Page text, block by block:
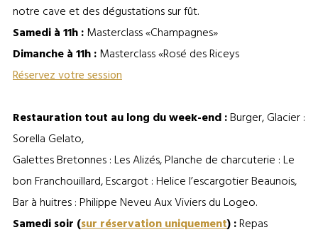
notre cave et des dégustations sur fût.
Samedi à 11h :Masterclass «Champagnes»
Dimanche à 11h :Masterclass «Rosé des Riceys
Réservez votre session
Restauration tout au long du week-end :Burger, Glacier :
Sorella Gelato,
Galettes Bretonnes : Les Alizés, Planche de charcuterie : Le
bon Franchouillard, Escargot : Helice l’escargotier Beaunois,
Bar à huitres : Philippe Neveu Aux Viviers du Logeo.
Samedi soir (sur réservation uniquement) :Repas